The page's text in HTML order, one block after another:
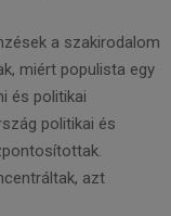
a szakirodalom
miért populista egy
és politikai
politikai és
azt